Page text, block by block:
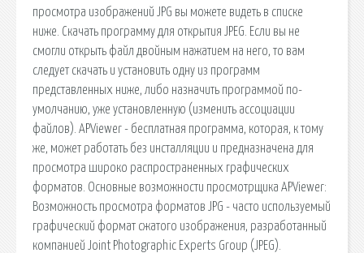
просмотра изображений JPG вы можете видеть в списке
ниже. Скачать программу для открытия JPEG. Если вы не
смогли открыть файл двойным нажатием на него, то вам
следует скачать и установить одну из программ
представленных ниже, либо назначить программой по-
умолчанию, уже установленную (изменить ассоциации
файлов). APViewer - бесплатная программа, которая, к тому
же, может работать без инсталляции и предназначена для
просмотра широко распространенных графических
форматов. Основные возможности просмотрщика APViewer:
Возможность просмотра форматов JPG - часто используемый
графический формат сжатого изображения, разработанный
компанией Joint Photographic Experts Group (JPEG).